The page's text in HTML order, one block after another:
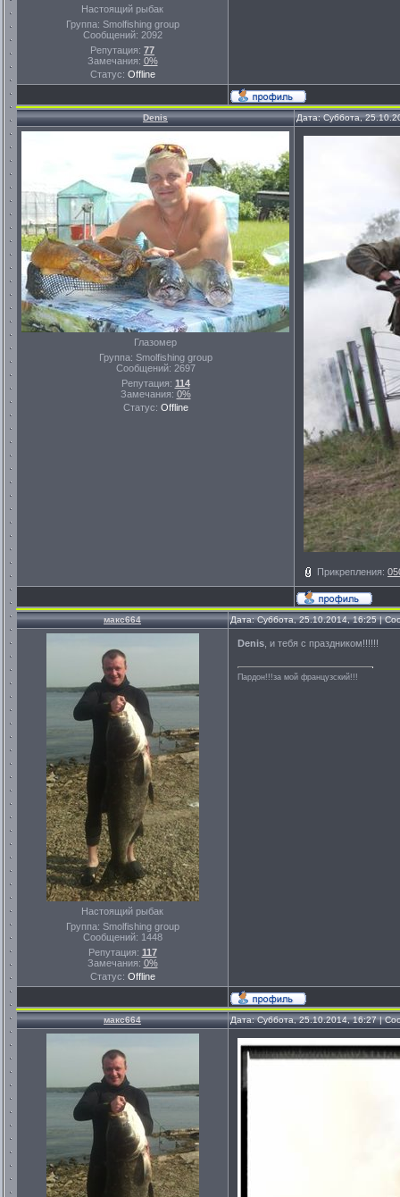
Настоящий рыбак
Группа: Smolfishing group
Сообщений: 2092
Репутация: 77
Замечания: 0%
Статус: Offline
Denis Дата: Суббота,
Глазомер
Группа: Smolfishing group
Сообщений: 2697
Репутация: 114
Замечания: 0%
Статус: Offline
Прикрепления:
макс664 Дата: Суббота, 25.10.2014, 16:25 |
Настоящий рыбак
Группа: Smolfishing group
Сообщений: 1448
Репутация: 117
Замечания: 0%
Статус: Offline
Denis , и тебя с праздником!!!!!!
Пардон!!!за мой французский!!!
макс664 Дата: Суббота, 25.10.2014, 16:27 |